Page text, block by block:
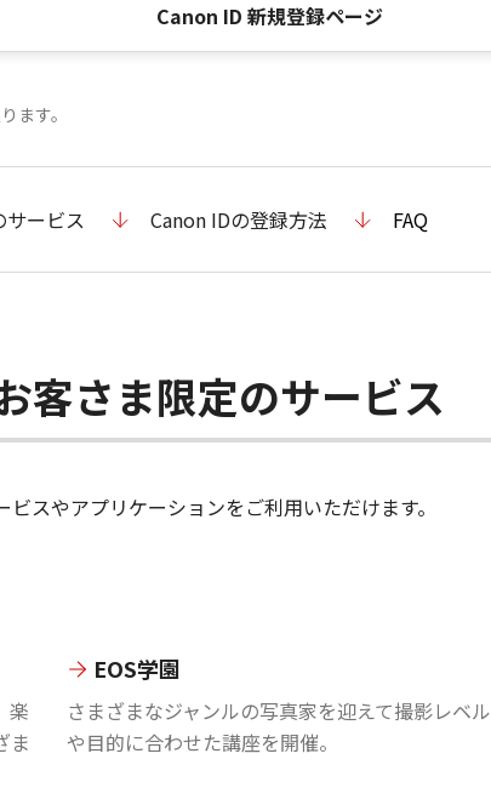
Canon ID 新規登録ページ
ます。
サービス Canon IDの登録方法 FAQ
客さま限定のサービス
スやアプリケーションをご利用いただけます。
楽
ま
EOS学園
さまざまなジャンルの写真家を迎えて撮影レベル
や目的に合わせた講座を開催。